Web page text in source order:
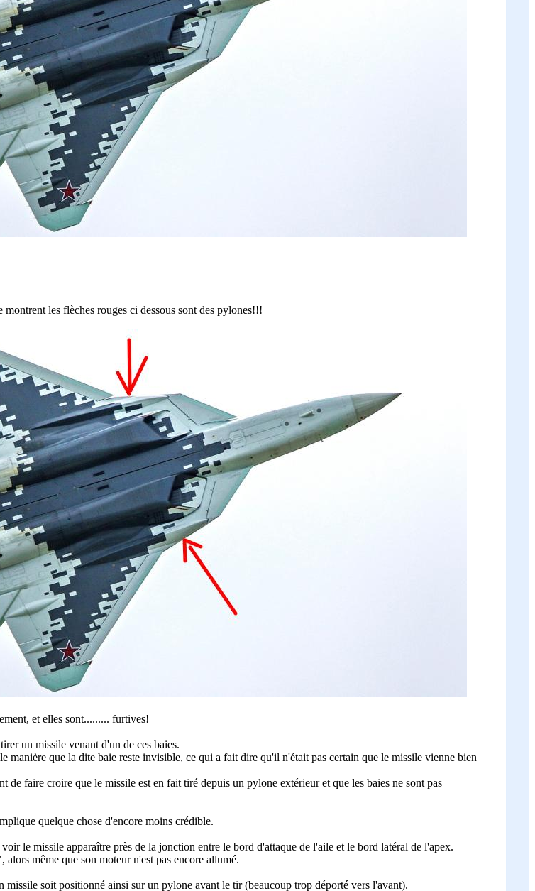
les flèches rouges ci dessous sont des pylones!!!
et elles sont......... furtives!
un missile venant d'un de ces baies.
manière que la dite baie reste invisible, ce qui a fait dire qu'il n'était pas certain que le missile vienne bien
de faire croire que le missile est en fait tiré depuis un pylone extérieur et que les baies ne sont pas
quelque chose d'encore moins crédible.
le missile apparaître près de la jonction entre le bord d'attaque de l'aile et le bord latéral de l'apex.
même que son moteur n'est pas encore allumé.
soit positionné ainsi sur un pylone avant le tir (beaucoup trop déporté vers l'avant).